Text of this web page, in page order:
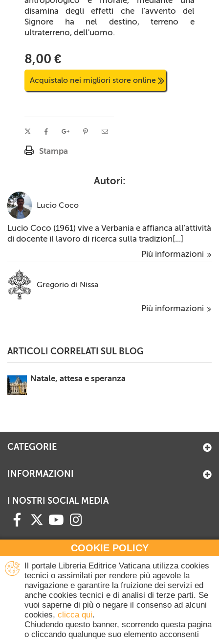
disamina degli effetti che l'avvento del
Signore ha nel destino, terreno e
ultraterreno, dell'uomo.
8,00 €
Acquistalo nei migliori store online
Stampa
Autori:
Lucio Coco
Lucio Coco (1961) vive a Verbania e affianca all'attività
di docente il lavoro di ricerca sulla tradizion[...]
Più informazioni
Gregorio di Nissa
Più informazioni
ARTICOLI CORRELATI SUL BLOG
Natale, attesa e speranza
COOKIE POLICY
Il portale Libreria Editrice Vaticana utilizza cookies
tecnici o assimilati per rendere più agevole la
navigazione e garantire la fruizione dei servizi ed
anche cookies tecnici e di analisi di terze parti. Se
vuoi saperne di più o negare il consenso ad alcuni
cookies, clicca qui.
Chiudendo questo banner, scorrendo questa pagina
o cliccando qualunque suo elemento acconsenti
CATEGORIE
INFORMAZIONI
I NOSTRI SOCIAL MEDIA
HAI BISOGNO DI INFORMAZIONI?
Contattaci all'Ufficio Commerciale
+39 06 698 45780
Lunedì-Giovedì 8-16.30
Venerdì 8-14
(Escluse festività Vaticane)